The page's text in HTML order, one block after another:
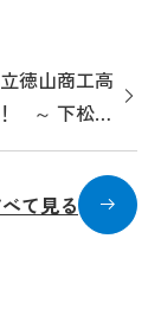
徳山商工高
～ 下松
イーツを考
て見る